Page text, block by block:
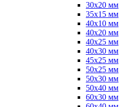
30х20 мм
35х15 мм
40х10 мм
40х20 мм
40х25 мм
40х30 мм
45х25 мм
50х25 мм
50х30 мм
50х40 мм
60х30 мм